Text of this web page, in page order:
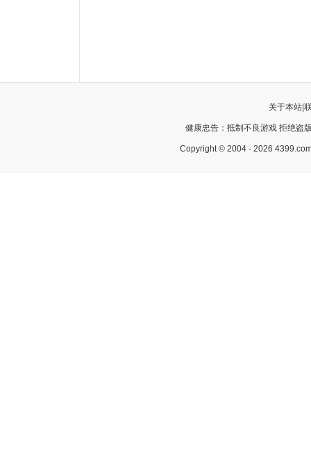
关于本站|
健康忠告：抵制不良游戏 拒绝盗
Copyright © 2004 - 2026